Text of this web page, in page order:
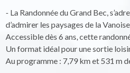
- La Randonnée du Grand Bec,
d’admirer les paysages de la Vanoise.
Accessible dès 6 ans, cette
Un format idéal pour une sortie
Au programme : 7,79 km et 531 m